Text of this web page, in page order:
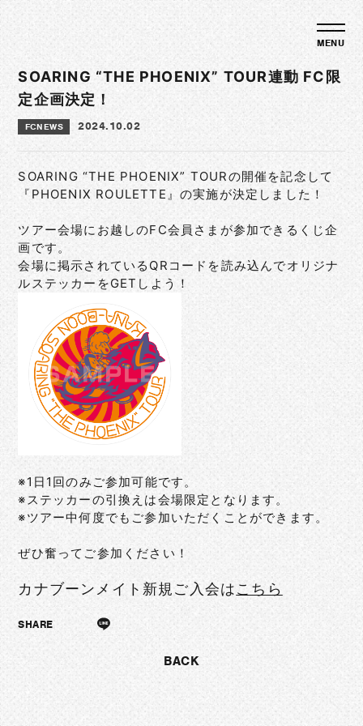
SOARING “THE PHOENIX” TOUR連動 FC限
定企画決定！
FCNEWS 2024.10.02
SOARING “THE PHOENIX” TOURの開催を記念して
『PHOENIX ROULETTE』の実施が決定しました！
ツアー会場にお越しのFC会員さまが参加できるくじ企
画です。
会場に掲示されているQRコードを読み込んでオリジナ
ルステッカーをGETしよう！
※1日1回のみご参加可能です。
※ステッカーの引換えは会場限定となります。
※ツアー中何度でもご参加いただくことができます。
ぜひ奮ってご参加ください！
カナブーンメイト新規ご入会はこちら
SHARE
BACK